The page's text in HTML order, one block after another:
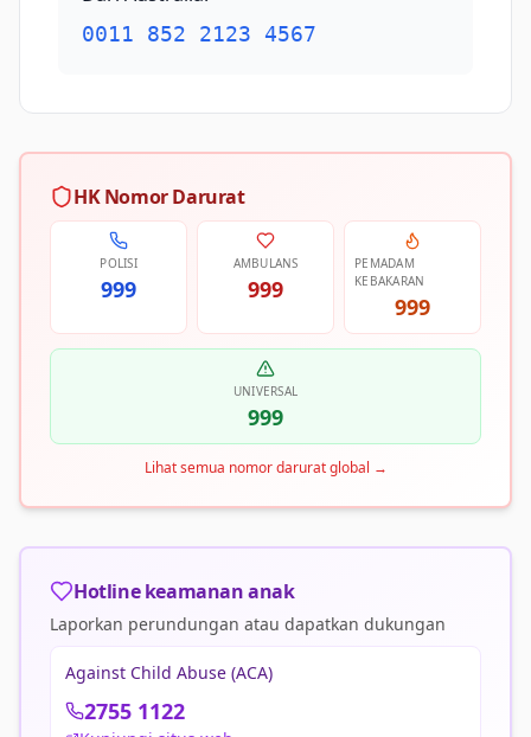
0011 852 2123 4567
HK Nomor Darurat
POLISI
999
AMBULANS
999
PEMADAM
KEBAKARAN
999
UNIVERSAL
999
Lihat semua nomor darurat global →
Hotline keamanan anak
Laporkan perundungan atau dapatkan dukungan
Against Child Abuse (ACA)
2755 1122